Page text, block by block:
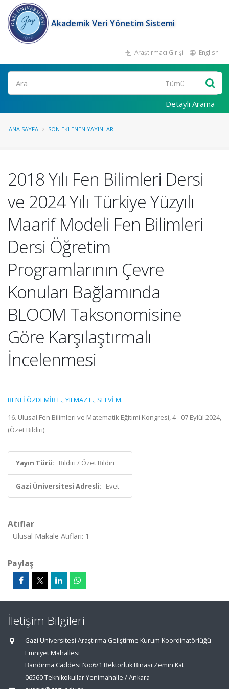
Akademik Veri Yönetim Sistemi
Araştırmacı Girişi English
Ara
Detaylı Arama
ANA SAYFA SON EKLENEN YAYINLAR
2018 Yılı Fen Bilimleri Dersi
ve 2024 Yılı Türkiye Yüzyılı
Maarif Modeli Fen Bilimleri
Dersi Öğretim
Programlarının Çevre
Konuları Bağlamında
BLOOM Taksonomisine
Göre Karşılaştırmalı
İncelenmesi
BENLİ ÖZDEMİR E.,YILMAZ E., SELVİ M.
16. Ulusal Fen Bilimleri ve Matematik Eğitimi Kongresi, 4 - 07 Eylül 2024,
(Özet Bildiri)
Yayın Türü: Bildiri / Özet Bildiri
Gazi Üniversitesi Adresli: Evet
Atıflar
Ulusal Makale Atıfları: 1
Paylaş
İletişim Bilgileri
Gazi Üniversitesi Araştırma Geliştirme Kurum Koordinatörlüğü
Emniyet Mahallesi
Bandırma Caddesi No:6/1 Rektörlük Binası Zemin Kat
06560 Teknikokullar Yenimahalle / Ankara